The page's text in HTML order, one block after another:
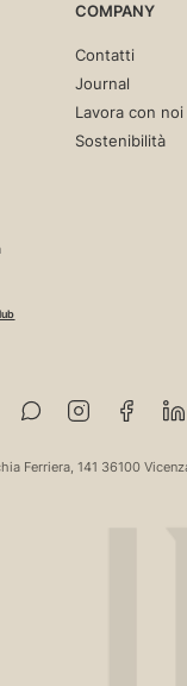
COMPANY
Contatti
Journal
Lavora con noi
Sostenibilità
Ferriera, 141 36100